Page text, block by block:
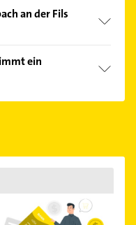
Sie von den
können Sie sich
an der Fils
und
ein
-auskunft und